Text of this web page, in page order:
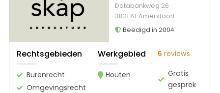
Databankweg 26
3821 AL Amersfoort
Beëdigd in 2004
Rechtsgebieden
Burenrecht
Omgevingsrecht
Werkgebied
Houten
6 reviews
Gratis
gesprek